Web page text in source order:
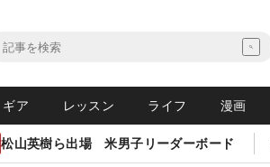
ギア レッスン ライフ 漫画
松山英樹ら出場 米男子リーダーボード